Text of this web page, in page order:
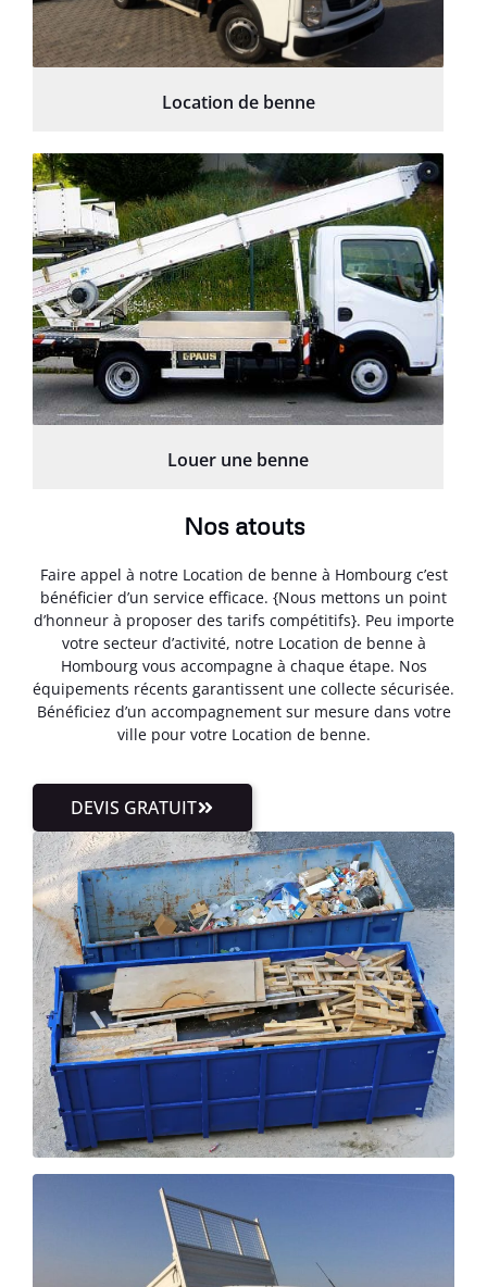
Location de benne
Louer une benne
Nos atouts
Faire appel à notre Location de benne à Hombourg c’est
bénéficier d’un service efficace. {Nous mettons un point
d’honneur à proposer des tarifs compétitifs}. Peu importe
votre secteur d’activité, notre Location de benne à
Hombourg vous accompagne à chaque étape. Nos
équipements récents garantissent une collecte sécurisée.
Bénéficiez d’un accompagnement sur mesure dans votre
ville pour votre Location de benne.
DEVIS GRATUIT